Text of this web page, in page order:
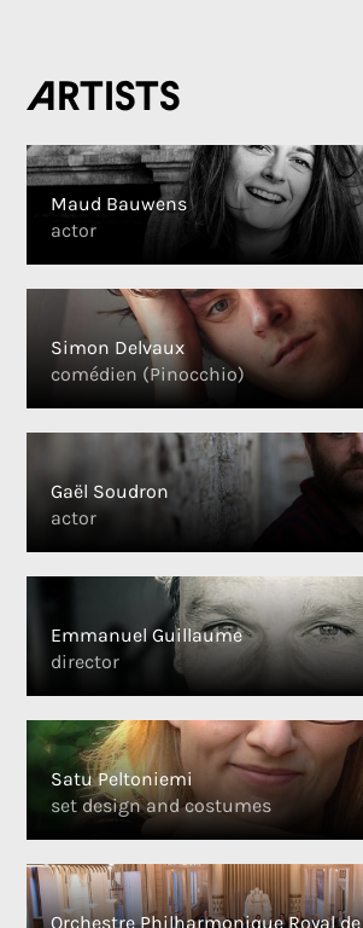
Artists
Maud Bauwens
actor
Simon Delvaux
comédien (Pinocchio)
Gaël Soudron
actor
Emmanuel Guillaume
director
Satu Peltoniemi
set design and costumes
Orchestre Philharmonique Royal de